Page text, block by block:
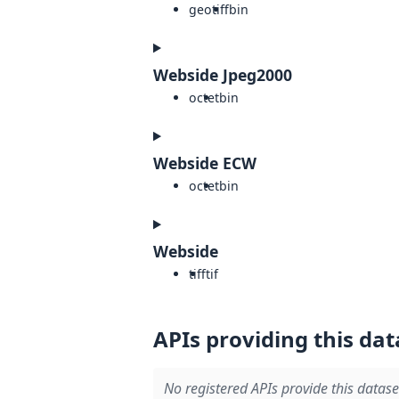
geotiffbin
Webside Jpeg2000
octetbin
Webside ECW
octetbin
Webside
tifftif
APIs providing this
No registered APIs provide this